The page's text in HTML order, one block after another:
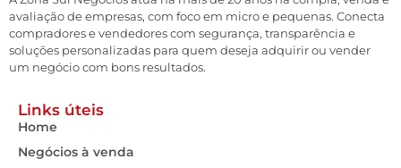
avaliação de empresas, com foco em micro e pequenas. Conecta
compradores e vendedores com segurança, transparência e
soluções personalizadas para quem deseja adquirir ou vender
um negócio com bons resultados.
Links úteis
Home
Negócios à venda